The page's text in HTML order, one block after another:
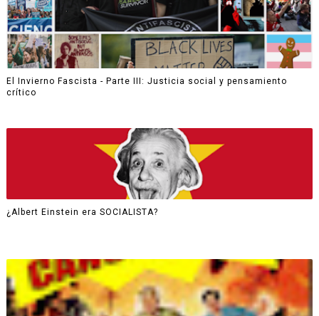
El Invierno Fascista - Parte III: Justicia social y pensamiento
crítico
¿Albert Einstein era SOCIALISTA?